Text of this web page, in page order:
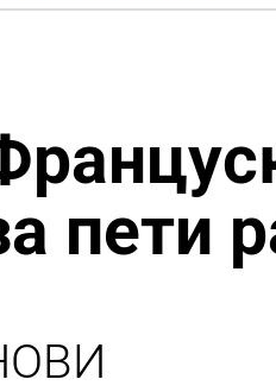
пети